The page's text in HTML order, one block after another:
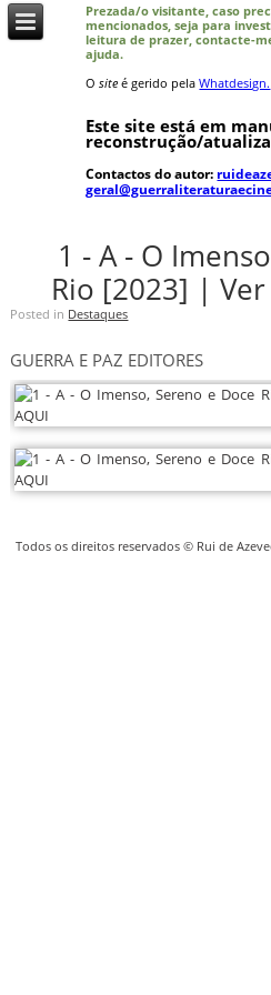
Prezada/o visitante, caso
mencionados, seja para
leitura de prazer, contacte-
ajuda.
Osite é gerido pela Whatdesign.
Este site está em
reconstrução/
Contactos do autor:
1 - A - O
Rio [2023] |
Posted in Destaques
GUERRA E PAZ EDITORES
Todos os direitos reservados © Rui de